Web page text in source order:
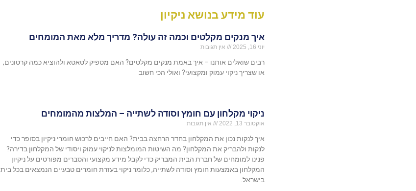
עוד מידע בנושא ניקיון
איך מנקים מקלטים וכמה זה עולה? מדריך מלא מאת המומחים
יוני 16, 2025 אין תגובות
רבים שואלים אותנו – איך באמת מנקים מקלטים? האם מספיק לטאטא ולהוציא כמה קרטונים,
או שצריך ניקוי עמוק ומקצועי? ואולי הכי חשוב
ניקוי מקלחון עם חומץ וסודה לשתייה – המלצות מהמומחים
אוקטובר 13, 2022 אין תגובות
איך לנקות נכון את המקלחון בחדר הרחצה בבית? האם חייבים לרכוש חומרי ניקיון בסופר כדי
לנקות ולהבריק את המקלחון? מה השיטות המומלצות לניקוי עמוק ויסודי של המקלחון בדירה?
פנינו למומחים של חברת הבית המבריק כדי לקבל מידע מקצועי והסברים מפורטים על ניקיון
המקלחון באמצעות חומץ וסודה לשתייה, כלומר ניקוי בעזרת חומרים טבעיים הנמצאים בכל בית
בישראל.